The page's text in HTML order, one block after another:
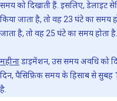
समय को दिखाती हैं. इसलिए, डेलाइट
किया जाता है, तो वह 23 घंटे का समय
जाता है, तो वह 25 घंटे का समय होता है.
महीनाडाइमेंशन, उस समय अवधि को
दिन, पैसिफ़िक समय के हिसाब से सुबह
है.